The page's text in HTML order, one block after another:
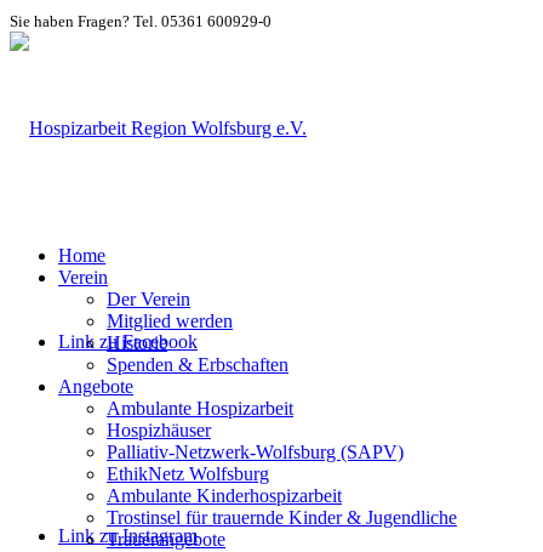
Sie haben Fragen? Tel. 05361 600929-0
Link zu Facebook
Link zu Instagram
Home
Verein
Der Verein
Mitglied werden
Historie
Spenden & Erbschaften
Angebote
Ambulante Hospizarbeit
Hospizhäuser
Palliativ-Netzwerk-Wolfsburg (SAPV)
EthikNetz Wolfsburg
Ambulante Kinderhospizarbeit
Trostinsel für trauernde Kinder & Jugendliche
Trauerangebote